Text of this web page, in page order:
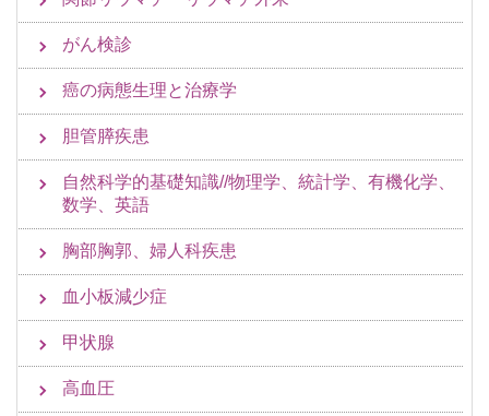
がん検診
癌の病態生理と治療学
胆管膵疾患
自然科学的基礎知識//物理学、統計学、有機化学、
数学、英語
胸部胸郭、婦人科疾患
血小板減少症
甲状腺
高血圧